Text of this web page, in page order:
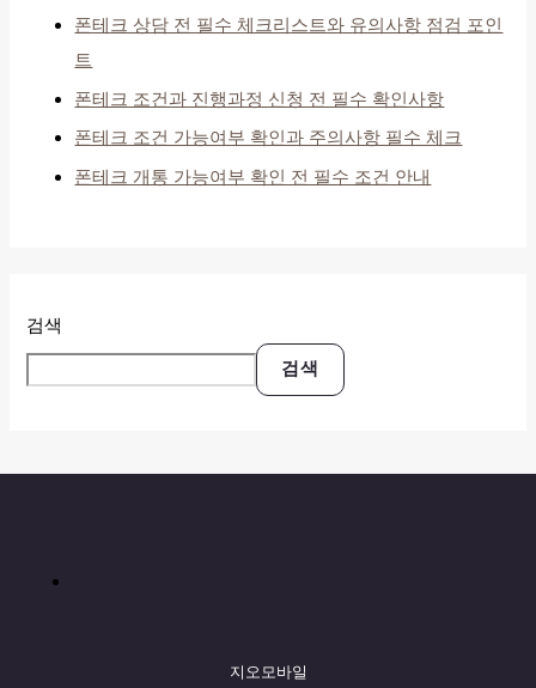
폰테크 상담 전 필수 체크리스트와 유의사항 점검 포인
트
폰테크 조건과 진행과정 신청 전 필수 확인사항
폰테크 조건 가능여부 확인과 주의사항 필수 체크
폰테크 개통 가능여부 확인 전 필수 조건 안내
검색
검색
지오모바일